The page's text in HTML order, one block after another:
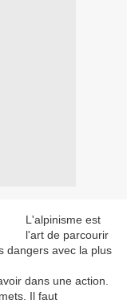
L'alpinisme est
l'art de parcourir
dangers avec la plus
dans une action.
Il faut